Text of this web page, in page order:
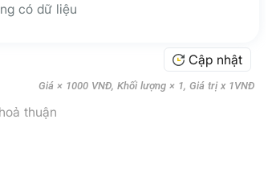
có dữ liệu
Cập nhật
Giá × 1000 VNĐ, Khối lượng × 1, Giá trị x 1VNĐ
thuận